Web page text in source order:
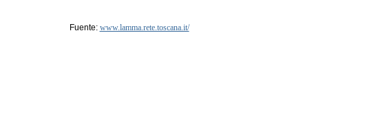
Fuente: www.lamma.rete.toscana.it/